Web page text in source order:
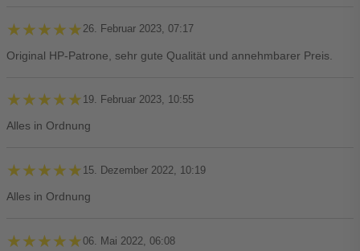
★★★★★
★★★★★ 26. Februar 2023, 07:17
Original HP-Patrone, sehr gute Qualität und annehmbarer Preis.
★★★★★
★★★★★ 19. Februar 2023, 10:55
Alles in Ordnung
★★★★★
★★★★★ 15. Dezember 2022, 10:19
Alles in Ordnung
★★★★★
★★★★★06. Mai 2022, 06:08